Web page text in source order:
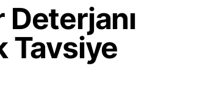
Deterjanı
Tavsiye